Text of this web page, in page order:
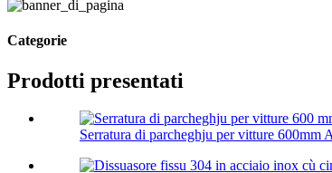
Categorie
Prodotti presentati
Serratura di parcheghju per vitture 600mm